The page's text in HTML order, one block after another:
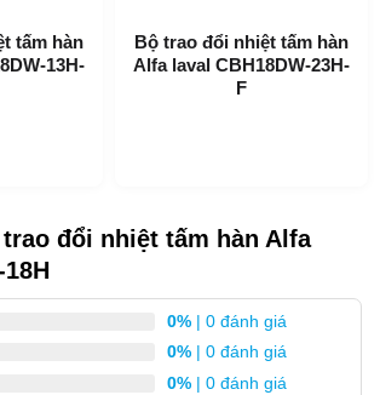
trao đổi nhiệt dạng tấm hàn có mặt bích
phù hợp cho các ứng dụng làm mát dầu
bộtrao đổi nhiệt tấm hàn Alfa
gọn
tấm hàn
13H-
Bộ trao đổi nhiệt tấm hàn
Alfa laval CBH18DW-23H-
F
đổi nhiệt tấm hàn Alfa
18H
0% | 0 đánh giá
0% | 0 đánh giá
0% | 0 đánh giá